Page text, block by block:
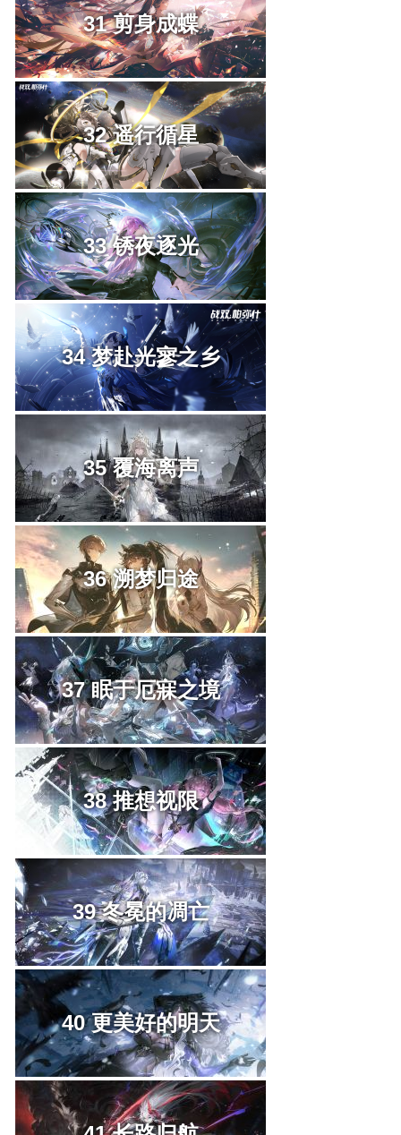
31 剪身成蝶
32 遥行循星
33 锈夜逐光
34 梦赴光寥之乡
35 覆海离声
36 溯梦归途
37 眠于厄寐之境
38 推想视限
39 冬冕的凋亡
40 更美好的明天